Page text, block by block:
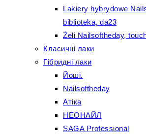
Lakiery hybrydowe
biblioteka, da23
Żeli Nailsoftheday,
Класичні лаки
Гібридні лаки
Йоші.
Nailsoftheday
Атіка
НЕОНАЙЛ
SAGA Professional